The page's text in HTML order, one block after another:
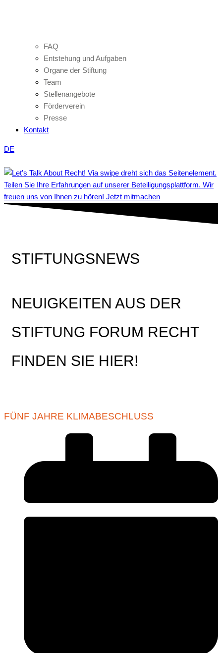
FAQ
Entstehung und Aufgaben
Organe der Stiftung
Team
Stellenangebote
Förderverein
Presse
Kontakt
DE
Teilen Sie Ihre Erfahrungen auf unserer Beteiligungsplattform. Wir
freuen uns von Ihnen zu hören! Jetzt mitmachen
STIFTUNGSNEWS
NEUIGKEITEN AUS DER
STIFTUNG FORUM RECHT
FINDEN SIE HIER!
FÜNF JAHRE KLIMABESCHLUSS